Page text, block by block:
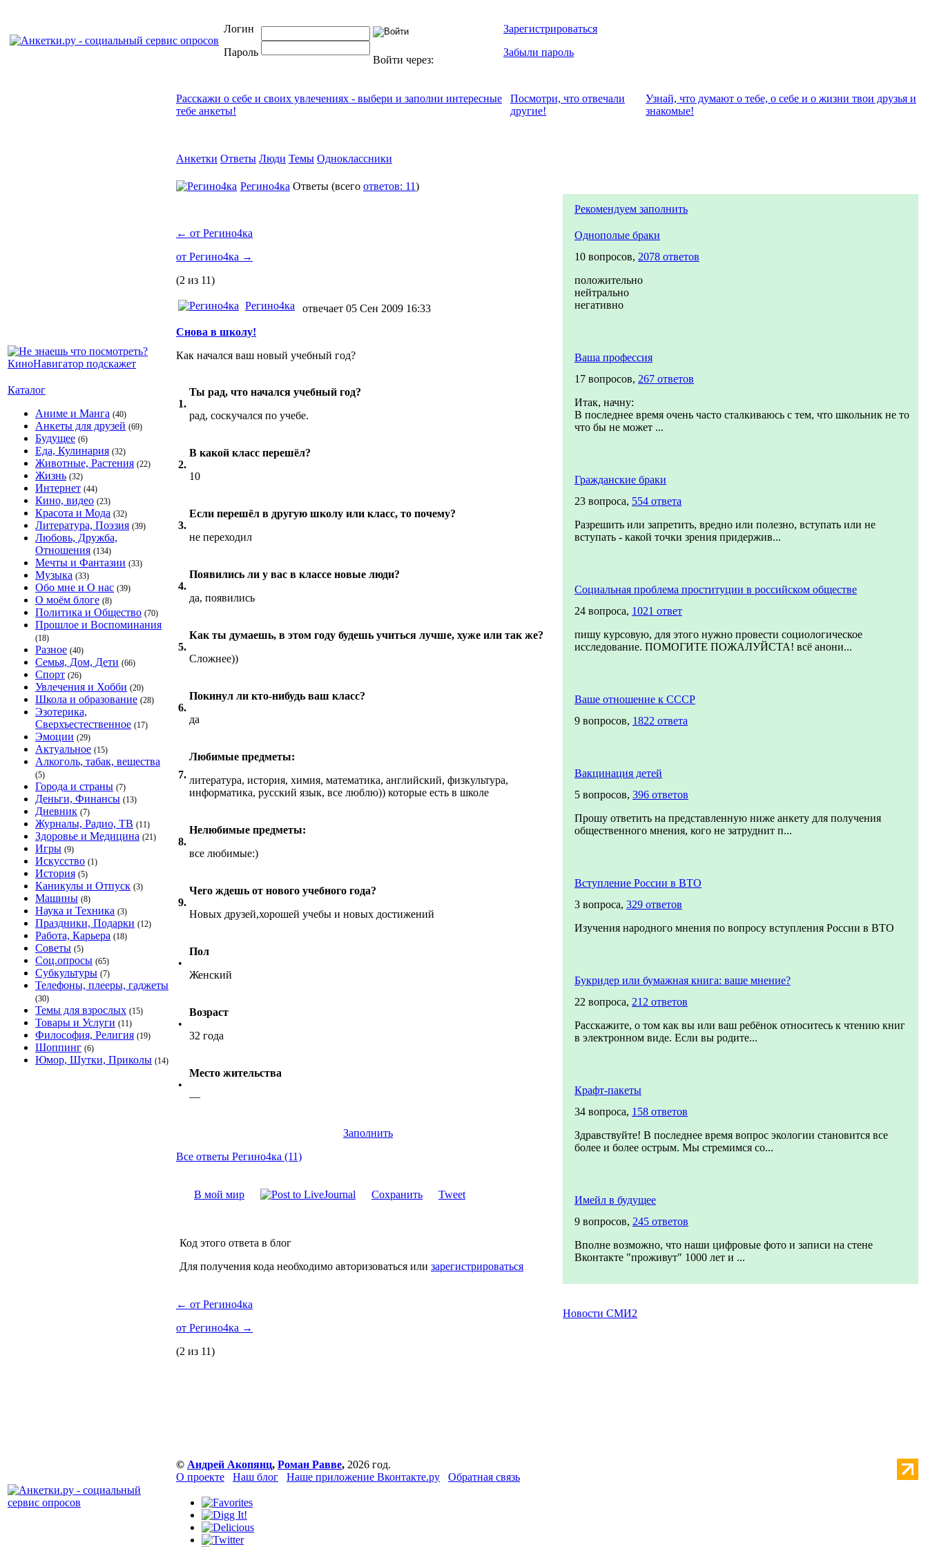
Логин
Пароль
Войти через:
Зарегистрироваться
Забыли пароль
Каталог
Аниме и Манга (40)
Анкеты для друзей (69)
Будущее (6)
Еда, Кулинария (32)
Животные, Растения (22)
Жизнь (32)
Интернет (44)
Кино, видео (23)
Красота и Мода (32)
Литература, Поэзия (39)
Любовь, Дружба,
Отношения (134)
Мечты и Фантазии (33)
Музыка (33)
Обо мне и О нас (39)
О моём блоге (8)
Политика и Общество (70)
Прошлое и Воспоминания
(18)
Разное (40)
Семья, Дом, Дети (66)
Спорт (26)
Увлечения и Хобби (20)
Школа и образование (28)
Эзотерика,
Сверхъестественное (17)
Эмоции (29)
Актуальное (15)
Алкоголь, табак, вещества
(5)
Города и страны (7)
Деньги, Финансы (13)
Дневник (7)
Журналы, Радио, ТВ (11)
Здоровье и Медицина (21)
Игры (9)
Искусство (1)
История (5)
Каникулы и Отпуск (3)
Машины (8)
Наука и Техника (3)
Праздники, Подарки (12)
Работа, Карьера (18)
Советы (5)
Соц.опросы (65)
Субкультуры (7)
Телефоны, плееры, гаджеты
(30)
Темы для взрослых (15)
Товары и Услуги (11)
Философия, Религия (19)
Шоппинг (6)
Юмор, Шутки, Приколы (14)
Расскажи о себе и своих увлечениях - выбери и заполни интересные
тебе анкеты!
Посмотри, что отвeчали
другие!
Узнай, что думают о тебе, о себе и о жизни твои друзья и
знакомые!
Анкетки Ответы Люди Темы Одноклассники
Регино4ка Ответы (всего ответов: 11)
← от Регино4ка
от Регино4ка →
(2 из 11)
Регино4ка
отвечает 05 Сен 2009 16:33
Снова в школу!
Как начался ваш новый учебный год?
1.
Ты рад, что начался учебный год?
рад, соскучался по учебе.
2.
В какой класс перешёл?
10
3.
Если перешёл в другую школу или класс, то почему?
не переходил
4.
Появились ли у вас в классе новые люди?
да, появились
5.
Как ты думаешь, в этом году будешь учиться лучше, хуже или так же?
Сложнее))
6.
Покинул ли кто-нибудь ваш класс?
да
7.
Любимые предметы:
литература, история, химия, математика, английский, физкультура,
информатика, русский язык, все люблю)) которые есть в школе
8.
Нелюбимые предметы:
все любимые:)
9.
Чего ждешь от нового учебного года?
Новых друзей,хорошей учебы и новых достижений
•
Пол
Женский
•
Возраст
32 года
•
Место жительства
—
Заполнить
Все ответы Регино4ка (11)
В мой мир Сохранить Tweet
Код этого ответа в блог
Для получения кода необходимо авторизоваться или зарегистрироваться
← от Регино4ка
от Регино4ка →
(2 из 11)
Рекомендуем заполнить
Однополые браки
10 вопросов, 2078 ответов
положительно
нейтрально
негативно
Ваша профессия
17 вопросов, 267 ответов
Итак, начну:
В последнее время очень часто сталкиваюсь с тем, что школьник не то
что бы не может ...
Гражданские браки
23 вопроса, 554 ответа
Разрешить или запретить, вредно или полезно, вступать или не
вступать - какой точки зрения придержив...
Социальная проблема проституции в российском обществе
24 вопроса, 1021 ответ
пишу курсовую, для этого нужно провести социологическое
исследование. ПОМОГИТЕ ПОЖАЛУЙСТА! всё анони...
Ваше отношение к СССР
9 вопросов, 1822 ответа
Вакцинация детей
5 вопросов, 396 ответов
Прошу ответить на представленную ниже анкету для получения
общественного мнения, кого не затруднит п...
Вступление России в ВТО
3 вопроса, 329 ответов
Изучения народного мнения по вопросу вступления России в ВТО
Букридер или бумажная книга: ваше мнение?
22 вопроса, 212 ответов
Расскажите, о том как вы или ваш ребёнок относитесь к чтению книг
в электронном виде. Если вы родите...
Крафт-пакеты
34 вопроса, 158 ответов
Здравствуйте! В последнее время вопрос экологии становится все
более и более острым. Мы стремимся со...
Имейл в будущее
9 вопросов, 245 ответов
Вполне возможно, что наши цифровые фото и записи на стене
Вконтакте "проживут" 1000 лет и ...
Новости СМИ2
© Андрей Акопянц, Роман Равве, 2026 год.
О проекте
Наш блог Наше приложение Вконтакте.ру Обратная связь